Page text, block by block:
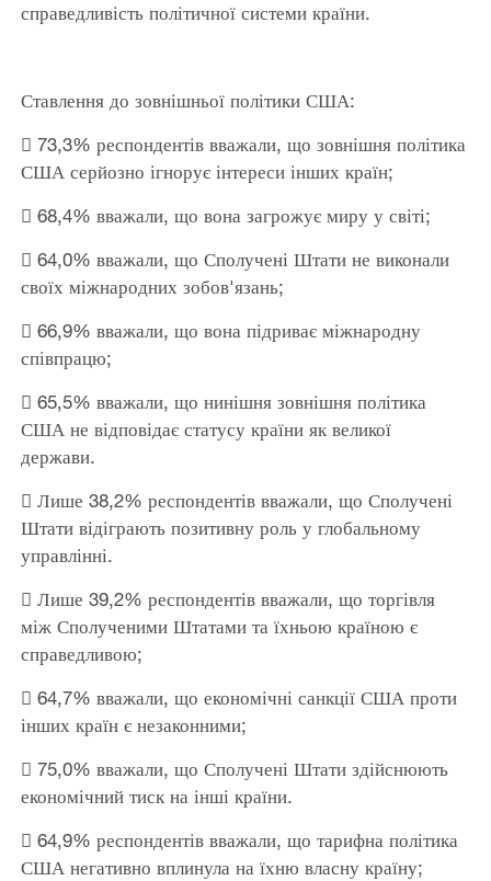
справедливість політичної системи країни.
Ставлення до зовнішньої політики США:
 73,3% респондентів вважали, що зовнішня політика
США серйозно ігнорує інтереси інших країн;
 68,4% вважали, що вона загрожує миру у світі;
 64,0% вважали, що Сполучені Штати не виконали
своїх міжнародних зобов'язань;
 66,9% вважали, що вона підриває міжнародну
співпрацю;
 65,5% вважали, що нинішня зовнішня політика
США не відповідає статусу країни як великої
держави.
 Лише 38,2% респондентів вважали, що Сполучені
Штати відіграють позитивну роль у глобальному
управлінні.
 Лише 39,2% респондентів вважали, що торгівля
між Сполученими Штатами та їхньою країною є
справедливою;
 64,7% вважали, що економічні санкції США проти
інших країн є незаконними;
 75,0% вважали, що Сполучені Штати здійснюють
економічний тиск на інші країни.
 64,9% респондентів вважали, що тарифна політика
США негативно вплинула на їхню власну країну;